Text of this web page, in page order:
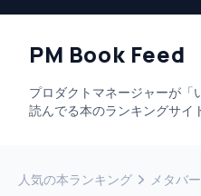
PM Book Feed
プロダクトマネージャーが「
読んでる本のランキングサイ
人気の本ランキング メタバ